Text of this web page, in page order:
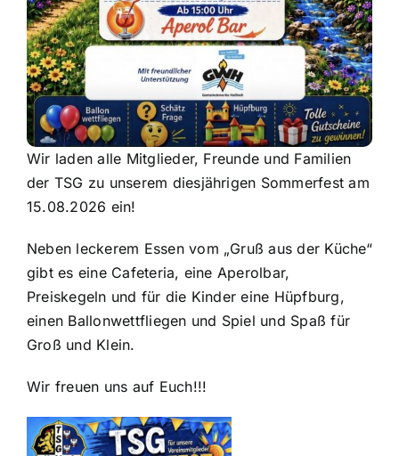
Wir laden alle Mitglieder, Freunde und Familien
der TSG zu unserem diesjährigen Sommerfest am
15.08.2026 ein!
Neben leckerem Essen vom „Gruß aus der Küche“
gibt es eine Cafeteria, eine Aperolbar,
Preiskegeln und für die Kinder eine Hüpfburg,
einen Ballonwettfliegen und Spiel und Spaß für
Groß und Klein.
Wir freuen uns auf Euch!!!